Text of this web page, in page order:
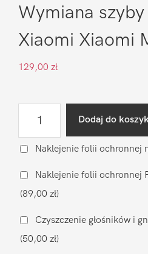
Wymiana
Xiaomi Xiaomi
129,00 zł
szyby
Xiaomi
Xiaomi
Mi
Note
Dodaj do
Naklejenie folii ochronnej
Naklejenie folii ochronnej
(89,00 zł)
Czyszczenie głośników i
(50,00 zł)